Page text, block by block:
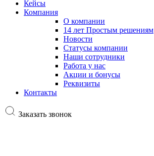
Кейсы
Компания
О компании
14 лет Простым решениям
Новости
Статусы компании
Наши сотрудники
Работа у нас
Акции и бонусы
Реквизиты
Контакты
Заказать звонок